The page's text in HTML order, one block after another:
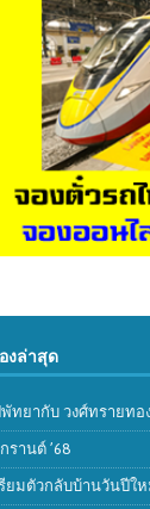
งล่าสุด
ทยากับ วงศ์ทรายทอ
รานต์ ’68
ยมตัวกลับบ้านวันปีใ